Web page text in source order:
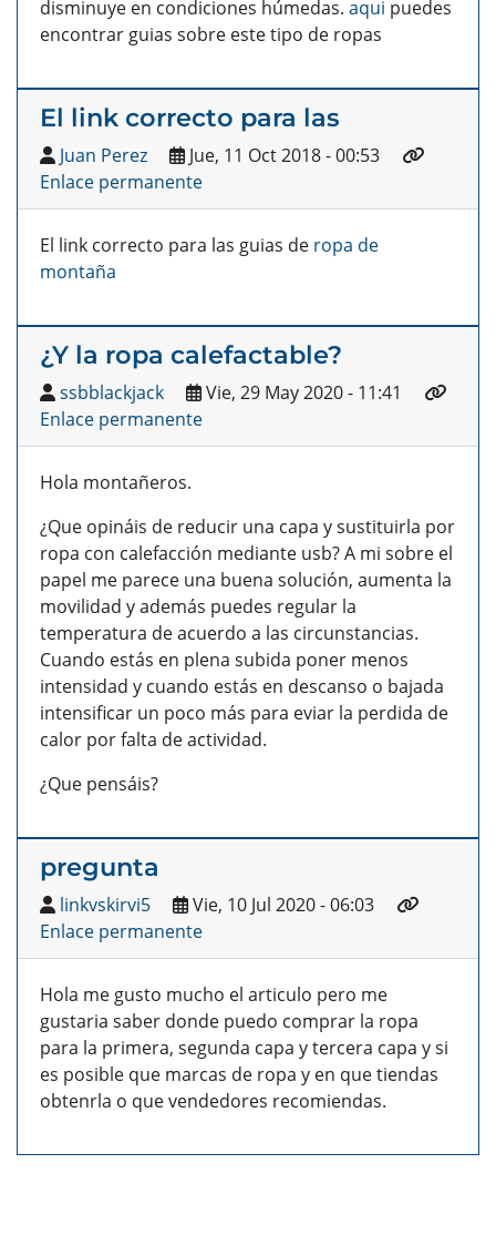
disminuye en condiciones húmedas. aqui puedes
encontrar guias sobre este tipo de ropas
El link correcto para las
Juan Perez
Jue, 11 Oct 2018 - 00:53
Enlace permanente
El link correcto para las guias de ropa de
montaña
¿Y la ropa calefactable?
ssbblackjack
Vie, 29 May 2020 - 11:41
Enlace permanente
Hola montañeros.
¿Que opináis de reducir una capa y sustituirla por
ropa con calefacción mediante usb? A mi sobre el
papel me parece una buena solución, aumenta la
movilidad y además puedes regular la
temperatura de acuerdo a las circunstancias.
Cuando estás en plena subida poner menos
intensidad y cuando estás en descanso o bajada
intensificar un poco más para eviar la perdida de
calor por falta de actividad.
¿Que pensáis?
pregunta
linkvskirvi5
Vie, 10 Jul 2020 - 06:03
Enlace permanente
Hola me gusto mucho el articulo pero me
gustaria saber donde puedo comprar la ropa
para la primera, segunda capa y tercera capa y si
es posible que marcas de ropa y en que tiendas
obtenrla o que vendedores recomiendas.